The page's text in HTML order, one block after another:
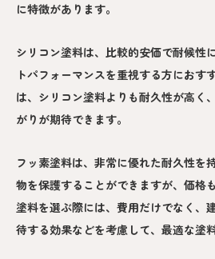
に特徴があります。
シリコン塗料は、比較的安価で耐候性
トパフォーマンスを重視する方におす
は、シリコン塗料よりも耐久性が高く
がりが期待できます。
フッ素塗料は、非常に優れた耐久性を
物を保護することができますが、価格
塗料を選ぶ際には、費用だけでなく、
待する効果などを考慮して、最適な塗